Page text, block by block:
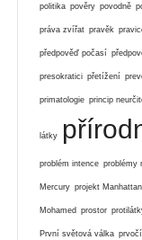
politika pověry povodně
práva zvířat pravěk
předpověď počasí
presokratici přetížení
primatologie princip
látky
problém intence problémy
Mercury projekt Manhattan
Mohamed prostor
První světová válka